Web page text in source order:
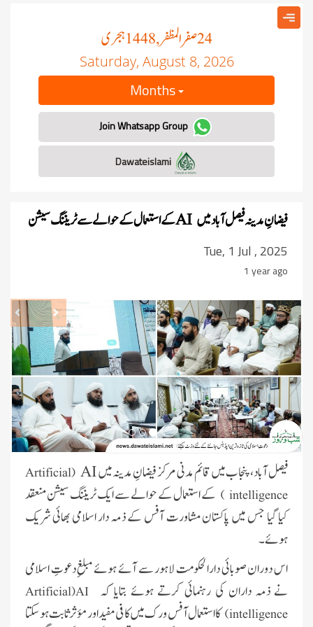
24صفر المظفر, 1448 ہجری
Saturday, August 8, 2026
Months
Join Whatsapp Group
فیضانِ مدینہ فیصل آباد میں AIکے استعمال کے حوالے سے ٹریننگ سیشن
Tue, 1 Jul , 2025
1 year ago
Next
فیصل آباد، پنجاب میں قائم مدنی مرکز فیضانِ مدینہ میںAI
(
Artificial
intelligence
)کے استعمال کے حوالے سے ایک ٹریننگ سیشن منعقد
کیا گیا جس میں پاکستان مشاورت آفس کے ذمہ دار اسلامی بھائی شریک
ہوئے۔
اس دوران صوبائی دارالحکومت لاہور سے آئے ہوئے مبلغِ دعوتِ اسلامی
نے ذمہ داران کی رہنمائی کرتے ہوئے بتایا کہ
AI
(
Artificial
intelligence
)کا استعمال آفس ورک میں کافی مفید اور مؤثر ثابت ہو سکتا
علمائے کرام کی فیضانِ مدینہ، جہلم،
پنجاب تشریف آوری
فیضانِ مدینہ کراچی میں دعوتِ اسلامی